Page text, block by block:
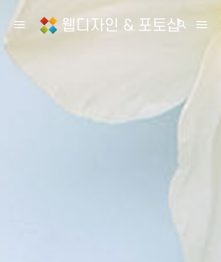
Toggle navigation웹디자인 & 포토샵search